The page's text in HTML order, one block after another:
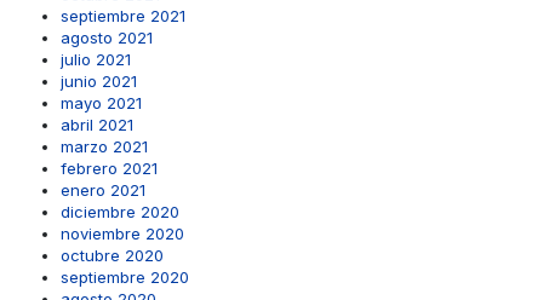
septiembre 2021
agosto 2021
julio 2021
junio 2021
mayo 2021
abril 2021
marzo 2021
febrero 2021
enero 2021
diciembre 2020
noviembre 2020
octubre 2020
septiembre 2020